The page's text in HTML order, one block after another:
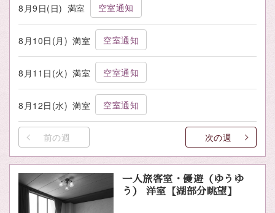
8月9日(日) 満室 空室通知
8月10日(月) 満室 空室通知
8月11日(火) 満室 空室通知
8月12日(水) 満室 空室通知
前の週 次の週
一人旅客室・優遊（ゆうゆ
う） 洋室【湖部分眺望】